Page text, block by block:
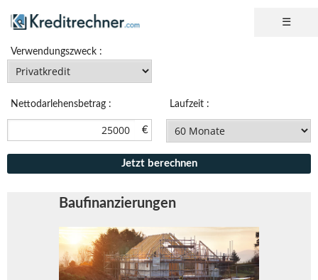
Verwendungszweck :
Nettodarlehensbetrag :
€
Laufzeit :
Baufinanzierungen